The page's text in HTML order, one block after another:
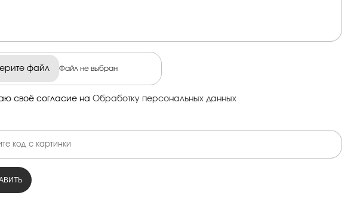
файл Файл не выбран
своё согласие на Обработку персональных данных